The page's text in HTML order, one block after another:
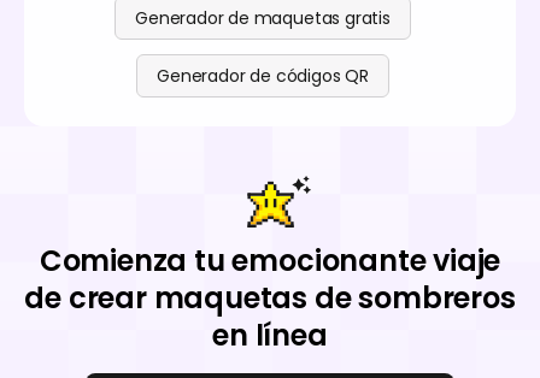
Generador de maquetas gratis
Generador de códigos QR
Comienza tu emocionante viaje
de crear maquetas de sombreros
en línea